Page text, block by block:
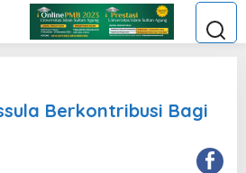
Berkontribusi Bagi